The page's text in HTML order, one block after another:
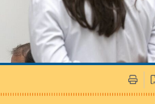
/ Médias Marchés publics